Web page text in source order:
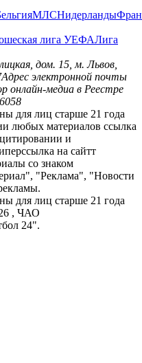
МЛСНидерланды
лига УЕФАЛига
дом. 15, м. Львов,
Адрес электронной почты
онлайн-медиа в Реестре
для лиц старше 21 года
любых материалов ссылка
и
на сайтт
со знаком
"Реклама", "Новости
для лиц старше 21 года
, ЧАО
24".